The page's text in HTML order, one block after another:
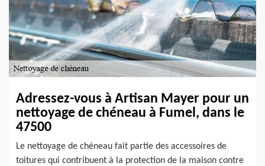
Adressez-vous à Artisan Mayer pour un
nettoyage de chéneau à Fumel, dans le
47500
Le nettoyage de chéneau fait partie des accessoires de
toitures qui contribuent à la protection de la maison contre